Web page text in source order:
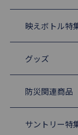
映えボトル特
グッズ
防災関連商品
サントリー特